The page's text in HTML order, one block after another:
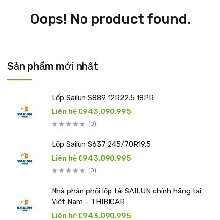
Sản phẩm mới nhất
Lốp Sailun S889 12R22.5 18PR
Liên hệ 0943.090.995
(0)
Lốp Sailun S637 245/70R19.5
Liên hệ 0943.090.995
(0)
Nhà phân phối lốp tải SAILUN chính hãng tại
Việt Nam – THIBICAR
Liên hệ 0943.090.995
Oops! No product found.